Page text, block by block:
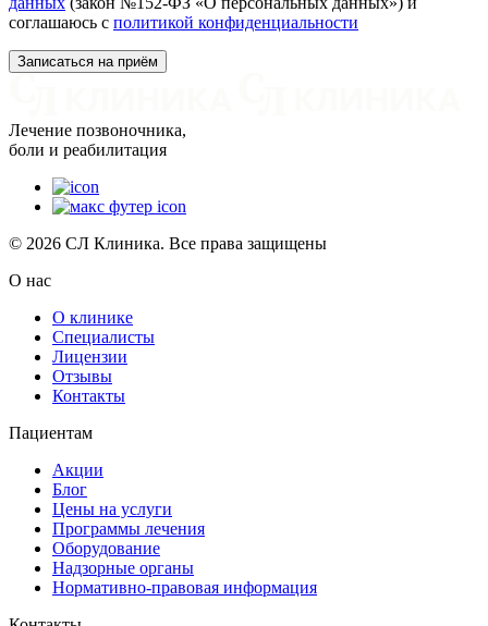
соглашаюсь с политикой конфиденциальности
Лечение позвоночника,
боли и реабилитация
© 2026 СЛ Клиника. Все права защищены
О нас
О клинике
Специалисты
Лицензии
Отзывы
Контакты
Пациентам
Акции
Блог
Цены на услуги
Программы лечения
Оборудование
Надзорные органы
Нормативно-правовая информация